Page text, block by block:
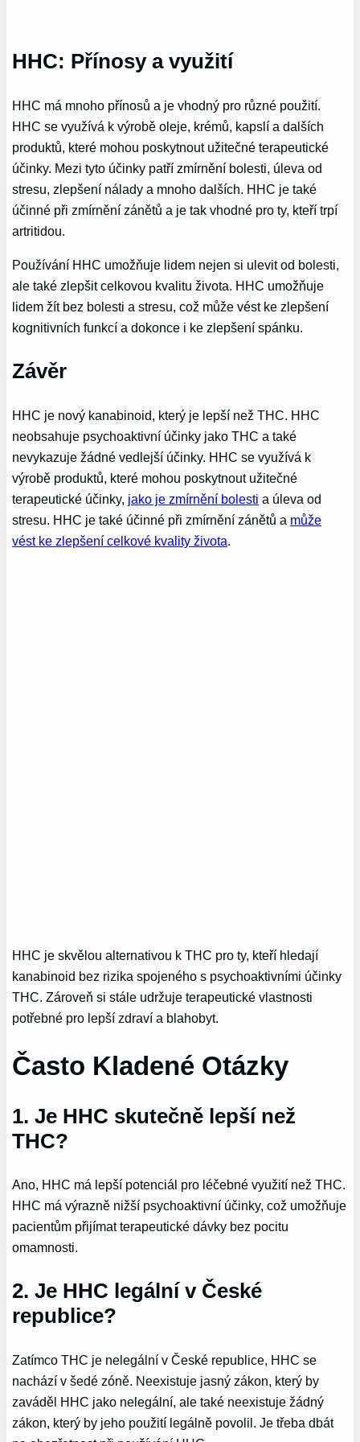
HHC: Přínosy a využití
HHC má mnoho přínosů a je vhodný pro různé použití.
HHC se využívá k výrobě oleje, krémů, kapslí a dalších
produktů, které mohou poskytnout užitečné terapeutické
účinky. Mezi tyto účinky patří zmírnění bolesti, úleva od
stresu, zlepšení nálady a mnoho dalších. HHC je také
účinné při zmírnění zánětů a je tak vhodné pro ty, kteří trpí
artritidou.
Používání HHC umožňuje lidem nejen si ulevit od bolesti,
ale také zlepšit celkovou kvalitu života. HHC umožňuje
lidem žít bez bolesti a stresu, což může vést ke zlepšení
kognitivních funkcí a dokonce i ke zlepšení spánku.
Závěr
HHC je nový kanabinoid, který je lepší než THC. HHC
neobsahuje psychoaktivní účinky jako THC a také
nevykazuje žádné vedlejší účinky. HHC se využívá k
výrobě produktů, které mohou poskytnout užitečné
terapeutické účinky, jako je zmírnění bolesti a úleva od
stresu. HHC je také účinné při zmírnění zánětů a může
vést ke zlepšení celkové kvality života.
HHC je skvělou alternativou k THC pro ty, kteří hledají
kanabinoid bez rizika spojeného s psychoaktivními účinky
THC. Zároveň si stále udržuje terapeutické vlastnosti
potřebné pro lepší zdraví a blahobyt.
Často Kladené Otázky
1. Je HHC skutečně lepší než
THC?
Ano, HHC má lepší potenciál pro léčebné využití než THC.
HHC má výrazně nižší psychoaktivní účinky, což umožňuje
pacientům přijímat terapeutické dávky bez pocitu
omamnosti.
2. Je HHC legální v České
republice?
Zatímco THC je nelegální v České republice, HHC se
nachází v šedé zóně. Neexistuje jasný zákon, který by
zaváděl HHC jako nelegální, ale také neexistuje žádný
zákon, který by jeho použití legálně povolil. Je třeba dbát